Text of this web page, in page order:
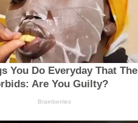
You Do Everyday That The
Are You Guilty?
Brainberries